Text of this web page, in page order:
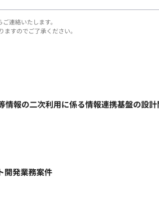
連絡いたします。
すのでご了承ください。
報の二次利用に係る情報連携基盤の設
開発業務案件